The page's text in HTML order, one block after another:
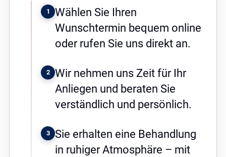
1
Wählen Sie Ihren
Wunschtermin bequem online
oder rufen Sie uns direkt an.
2
Wir nehmen uns Zeit für Ihr
Anliegen und beraten Sie
verständlich und persönlich.
3
Sie erhalten eine Behandlung
in ruhiger Atmosphäre – mit